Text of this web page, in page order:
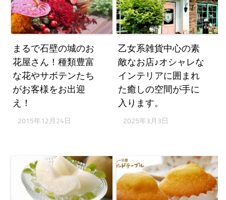
まるで石壁の城のお
花屋さん！種類豊富
な花やサボテンたち
がお客様をお出迎
え！
2015年12月24日
乙女系雑貨中心の素
敵なお店♪オシャレな
インテリアに囲まれ
た癒しの空間が手に
入ります。
2025年3月3日